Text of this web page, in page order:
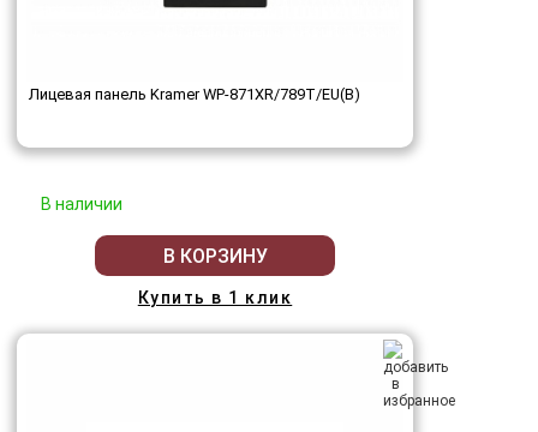
Лицевая панель Kramer WP-871XR/789T/EU(B)
В наличии
В КОРЗИНУ
Купить в 1 клик